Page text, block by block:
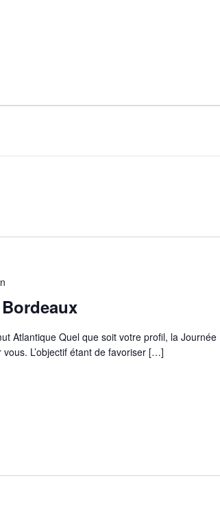
Atlantique Quel que soit votre profil, la Journée
L’objectif étant de favoriser […]